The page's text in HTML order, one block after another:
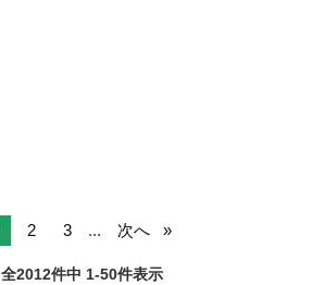
2 3 ... 次へ
全2012件中 1-50件表示